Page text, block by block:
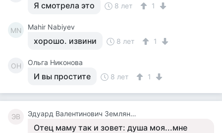
Я смотрела это 8 лет 1
MN Mahir Nаbiyev
хорошо. извини 8 лет 1
ОН Ольга Никонова
И вы простите 8 лет 1
ЭВ Эдуард Валентинович Землянский
Отец маму так и зовет: душа моя...мне